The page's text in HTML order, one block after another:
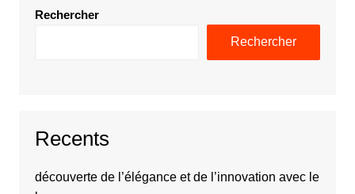
Rechercher
Rechercher
Recents
découverte de l’élégance et de l’innovation avec le